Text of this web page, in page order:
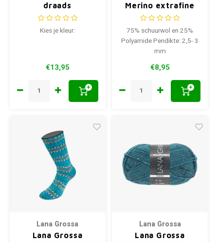
draads
Kies je kleur:
€13,95
+
Merino extrafine
Fuchsia 2432
75% schuurwol en 25%
Polyamide Pendikte: 2,5- 3
mm
€8,95
+
Lana Grossa
Lana Grossa
Lana Grossa
Lana Grossa